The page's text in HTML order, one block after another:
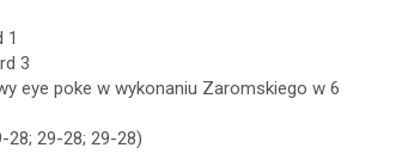
1
3
eye poke w wykonaniu Zaromskiego w 6
28; 29-28; 29-28)